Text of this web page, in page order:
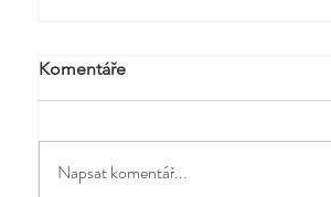
Komentáře
Napsat komentář...